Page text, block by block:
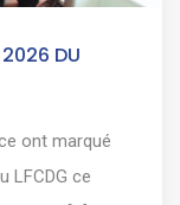
2026 DU
ont marqué
LFCDG ce